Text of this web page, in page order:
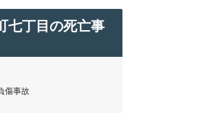
七丁目の死亡事